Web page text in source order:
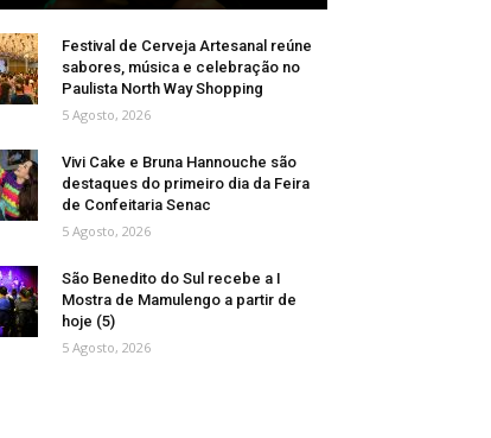
Festival de Cerveja Artesanal reúne
sabores, música e celebração no
Paulista North Way Shopping
5 Agosto, 2026
Vivi Cake e Bruna Hannouche são
destaques do primeiro dia da Feira
de Confeitaria Senac
5 Agosto, 2026
São Benedito do Sul recebe a I
Mostra de Mamulengo a partir de
hoje (5)
5 Agosto, 2026